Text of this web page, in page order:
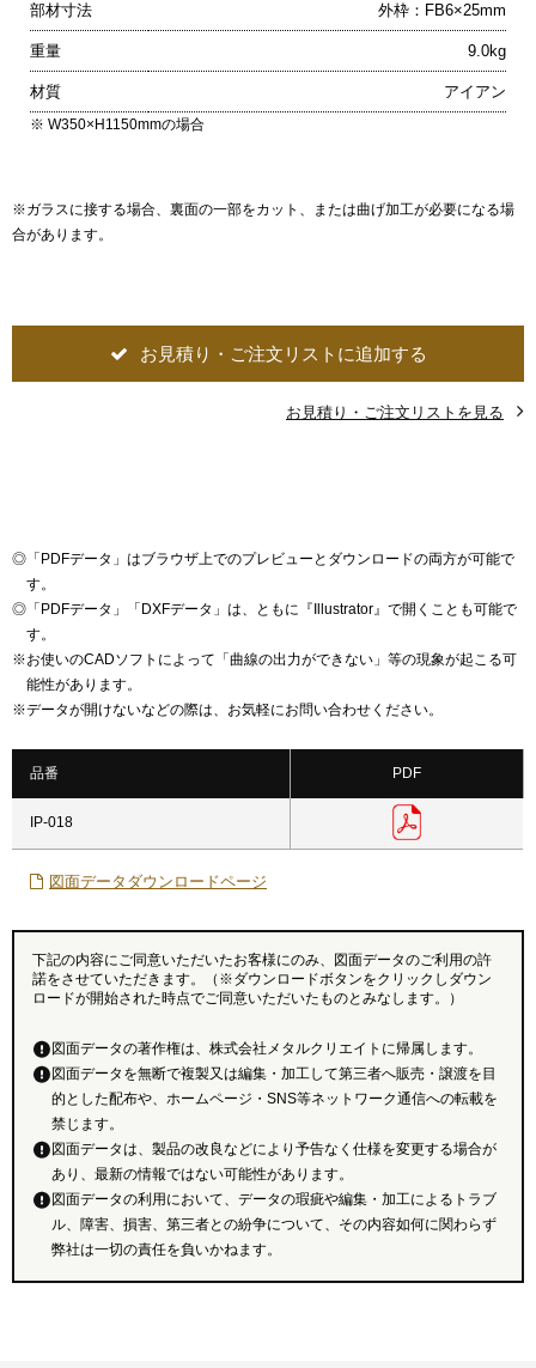
部材寸法 外枠：FB6×25mm
重量 9.0kg
材質 アイアン
※ W350×H1150mmの場合
※ガラスに接する場合、裏面の一部をカット、または曲げ加工が必要になる場
合があります。
お見積り・ご注文リストに追加する
お見積り・ご注文リストを見る
◎ 「PDFデータ」はブラウザ上でのプレビューとダウンロードの両方が可能で
す。
◎ 「PDFデータ」「DXFデータ」は、ともに『Illustrator』で開くことも可能で
す。
※お使いのCADソフトによって「曲線の出力ができない」等の現象が起こる可
能性があります。
※データが開けないなどの際は、お気軽にお問い合わせください。
品番 PDF
IP-018
図面データダウンロードページ
下記の内容にご同意いただいたお客様にのみ、図面データのご利用の許
諾をさせていただきます。（※ダウンロードボタンをクリックしダウン
ロードが開始された時点でご同意いただいたものとみなします。）
図面データの著作権は、株式会社メタルクリエイトに帰属します。
図面データを無断で複製又は編集・加工して第三者へ販売・譲渡を目
的とした配布や、ホームページ・SNS等ネットワーク通信への転載を
禁じます。
図面データは、製品の改良などにより予告なく仕様を変更する場合が
あり、最新の情報ではない可能性があります。
図面データの利用において、データの瑕疵や編集・加工によるトラブ
ル、障害、損害、第三者との紛争について、その内容如何に関わらず
弊社は一切の責任を負いかねます。